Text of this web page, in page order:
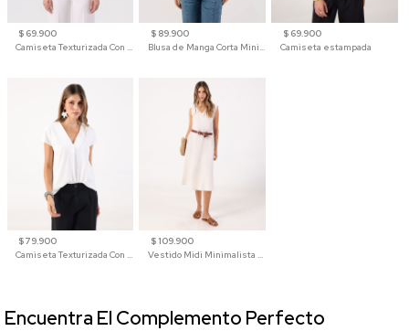
$ 69.900
Camiseta Texturizada Con Hombro Caído Para Mujer
$ 89.900
Blusa de Manga Corta Minimalista para Mujer
$ 69.900
Camiseta estampada
$ 79.900
Camiseta Texturizada Con Cuello En V Para Mujer
$ 109.900
Vestido Midi Minimalista De Silueta Amplia
Encuentra El Complemento Perfecto